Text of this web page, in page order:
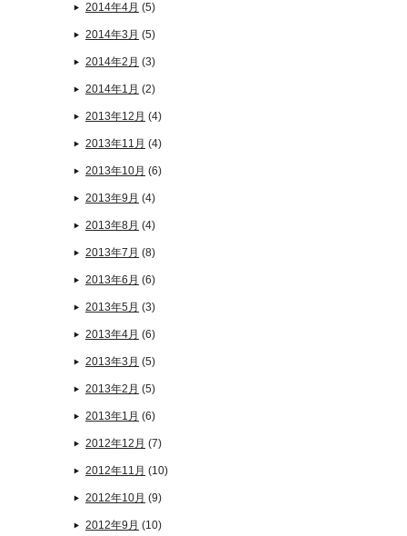
2014年4月 (5)
2014年3月 (5)
2014年2月 (3)
2014年1月 (2)
2013年12月 (4)
2013年11月 (4)
2013年10月 (6)
2013年9月 (4)
2013年8月 (4)
2013年7月 (8)
2013年6月 (6)
2013年5月 (3)
2013年4月 (6)
2013年3月 (5)
2013年2月 (5)
2013年1月 (6)
2012年12月 (7)
2012年11月 (10)
2012年10月 (9)
2012年9月 (10)